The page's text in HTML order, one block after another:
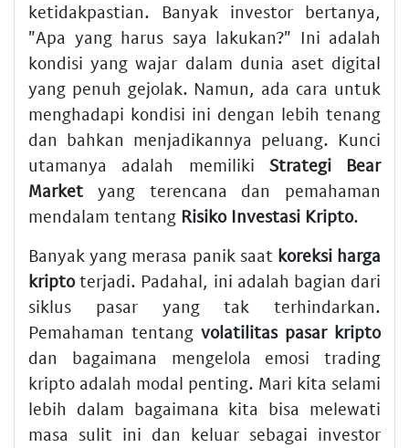
ketidakpastian. Banyak investor bertanya,
"Apa yang harus saya lakukan?" Ini adalah
kondisi yang wajar dalam dunia aset digital
yang penuh gejolak. Namun, ada cara untuk
menghadapi kondisi ini dengan lebih tenang
dan bahkan menjadikannya peluang. Kunci
utamanya adalah memiliki Strategi Bear
Market yang terencana dan pemahaman
mendalam tentang Risiko Investasi Kripto.
Banyak yang merasa panik saat koreksi harga
kriptoterjadi. Padahal, ini adalah bagian dari
siklus pasar yang tak terhindarkan.
Pemahaman tentang volatilitas pasar kripto
dan bagaimana mengelola emosi trading
kripto adalah modal penting. Mari kita selami
lebih dalam bagaimana kita bisa melewati
masa sulit ini dan keluar sebagai investor